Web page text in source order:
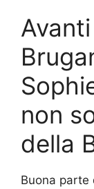
non
della
Buona parte